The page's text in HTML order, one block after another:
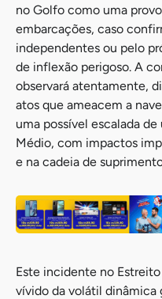
no Golfo como uma
embarcações, caso
independentes ou pelo
de inflexão perigoso. A
observará atentamente,
atos que ameacem a
uma possível escalada
Médio, com impactos
e na cadeia de
Este incidente no
vívido da volátil dinâmica